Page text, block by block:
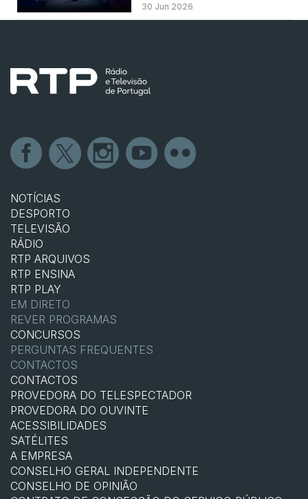
30 Jun 2026
NOTÍCIAS
DESPORTO
TELEVISÃO
RÁDIO
RTP ARQUIVOS
RTP ENSINA
RTP PLAY
EM DIRETO
REVER PROGRAMAS
CONCURSOS
PERGUNTAS FREQUENTES
CONTACTOS
CONTACTOS
PROVEDORA DO TELESPECTADOR
PROVEDORA DO OUVINTE
ACESSIBILIDADES
SATÉLITES
A EMPRESA
CONSELHO GERAL INDEPENDENTE
CONSELHO DE OPINIÃO